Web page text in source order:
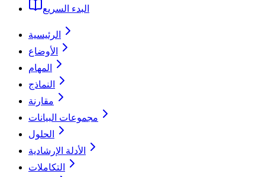
البدء السريع
الرئيسية
الأوضاع
المهام
النماذج
مقارنة
مجموعات البيانات
الحلول
الأدلة الإرشادية
التكاملات